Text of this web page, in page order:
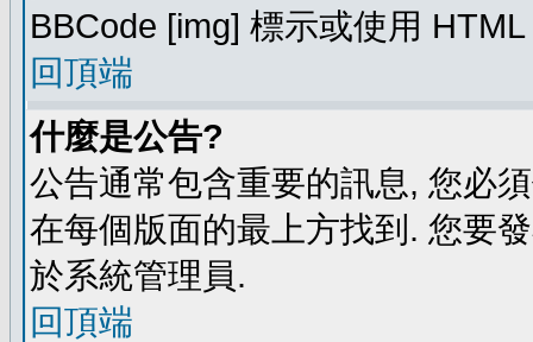
BBCode [img] 標示或使用
回頂端
什麼是公告?
公告通常包含重要的訊息, 您必
在每個版面的最上方找到. 您要
於系統管理員.
回頂端